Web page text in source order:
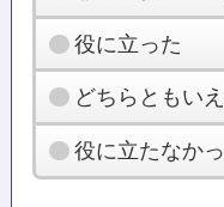
役に立った
どちらともい
役に立たなか